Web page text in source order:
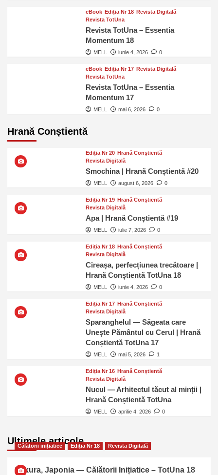
eBook Ediția Nr 18 Revista Digitală
Revista TotUna
Revista TotUna – Essentia
Momentum 18
MELL iunie 4, 2026 0
eBook Ediția Nr 17 Revista Digitală
Revista TotUna
Revista TotUna – Essentia
Momentum 17
MELL mai 6, 2026 0
Hrană Conștientă
Ediția Nr 20 Hrană Conștientă
Revista Digitală
Smochina | Hrană Conștientă #20
MELL august 6, 2026 0
Ediția Nr 19 Hrană Conștientă
Revista Digitală
Apa | Hrană Conștientă #19
MELL iulie 7, 2026 0
Ediția Nr 18 Hrană Conștientă
Revista Digitală
Cireașa, perfecțiunea trecătoare |
Hrană Conștientă TotUna 18
MELL iunie 4, 2026 0
Ediția Nr 17 Hrană Conștientă
Revista Digitală
Sparanghelul — Săgeata care
Unește Pământul cu Cerul | Hrană
Conștientă TotUna 17
MELL mai 5, 2026 1
Ediția Nr 16 Hrană Conștientă
Revista Digitală
Nucul — Arhitectul tăcut al minții |
Hrană Conștientă TotUna
MELL aprilie 4, 2026 0
Ultimele articole
Călătorii inițiatice Ediția Nr 18 Revista Digitală
Sakura, Japonia — Călătorii Inițiatice – TotUna 18